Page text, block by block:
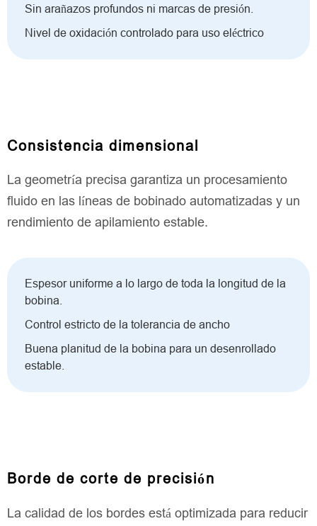
Sin arañazos profundos ni marcas de presión.
Nivel de oxidación controlado para uso eléctrico
Consistencia dimensional
La geometría precisa garantiza un procesamiento
fluido en las líneas de bobinado automatizadas y un
rendimiento de apilamiento estable.
Espesor uniforme a lo largo de toda la longitud de la
bobina.
Control estricto de la tolerancia de ancho
Buena planitud de la bobina para un desenrollado
estable.
Borde de corte de precisión
La calidad de los bordes está optimizada para reducir